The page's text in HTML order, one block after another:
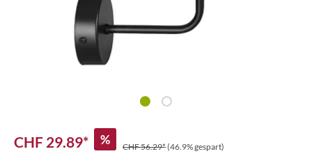
CHF 29.89* % CHF 56.29*(46.9% gespart)